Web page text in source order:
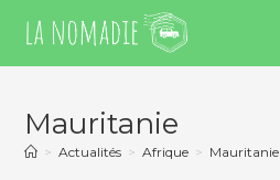
Mauritanie
> Actualités > Afrique > Mauritanie